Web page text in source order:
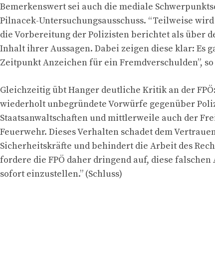
Bemerkenswert sei auch die mediale
Pilnacek-Untersuchungsausschuss. “Teilweise
die Vorbereitung der Polizisten berichtet als über
Inhalt ihrer Aussagen. Dabei zeigen diese klar: Es
Zeitpunkt Anzeichen für ein Fremdverschulden”, so
Gleichzeitig übt Hanger deutliche Kritik an der FPÖ:
wiederholt unbegründete Vorwürfe gegenüber
Staatsanwaltschaften und mittlerweile auch der
Feuerwehr. Dieses Verhalten schadet dem
Sicherheitskräfte und behindert die Arbeit des
fordere die FPÖ daher dringend auf, diese
sofort einzustellen.” (Schluss)